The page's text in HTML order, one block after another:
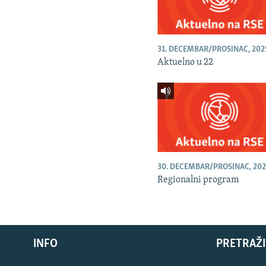
31. DECEMBAR/PROSINAC,
Aktuelno u 22
30. DECEMBAR/PROSINAC,
Regionalni program
INFO PRETRAŽI